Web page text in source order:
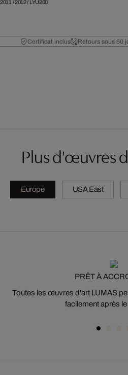
2011 /2012/ LYU200
Certificat inclus Retours sous 60
Plus d'œuvres
Europe USA East
PRÊT À
Toutes les œuvres d'art LUMAS
facilement après